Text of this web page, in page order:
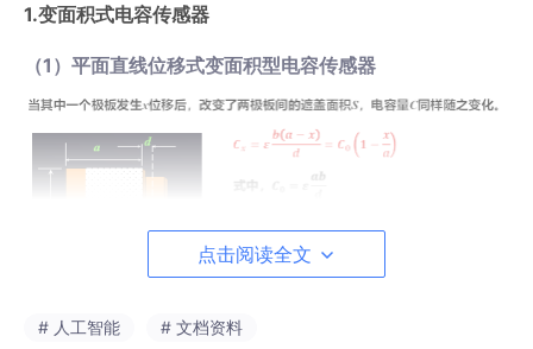
1.变面积式电容传感器
（1）平面直线位移式变面积型电容传感器
点击阅读全文
# 人工智能 # 文档资料